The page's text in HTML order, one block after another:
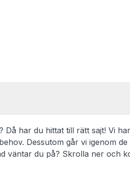
Då har du hittat till rätt sajt! Vi
Dessutom går vi igenom
väntar du på? Skrolla ner och